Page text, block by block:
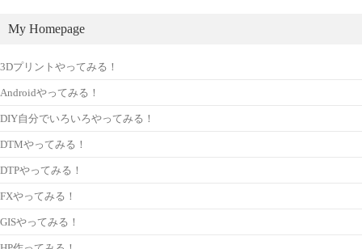
My Homepage
3Dプリントやってみる！
Androidやってみる！
DIY自分でいろいろやってみる！
DTMやってみる！
DTPやってみる！
FXやってみる！
GISやってみる！